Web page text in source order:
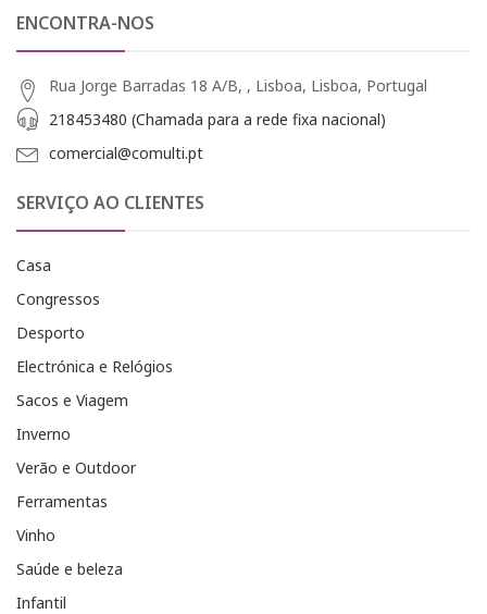
ENCONTRA-NOS
Rua Jorge Barradas 18 A/B, , Lisboa, Lisboa, Portugal
218453480 (Chamada para a rede fixa nacional)
comercial@comulti.pt
SERVIÇO AO CLIENTES
Casa
Congressos
Desporto
Electrónica e Relógios
Sacos e Viagem
Inverno
Verão e Outdoor
Ferramentas
Vinho
Saúde e beleza
Infantil